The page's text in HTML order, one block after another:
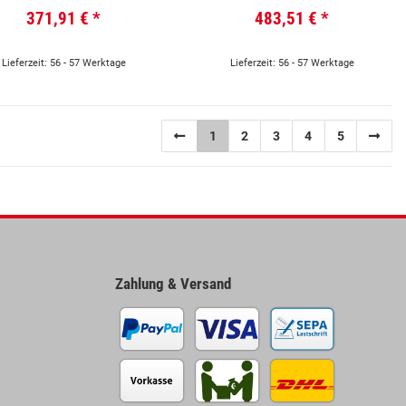
371,91 € *
Lieferzeit: 56 - 57 Werktage
SOUNDDECODER
483,51 € *
Lieferzeit: 56 - 57 Werktage
1 2 3 4 5
Zahlung & Versand